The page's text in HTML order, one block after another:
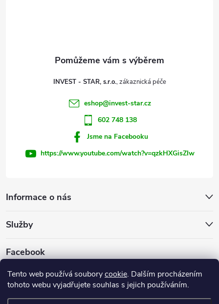
Tento web používá souborycookie. Dalším procházením
tohoto webu vyjadřujete souhlas s jejich používáním.
Informace o nás
Služby
Facebook
INVEST - STAR, s.r.o.
eshop@invest-star.cz
602 748 138
Jsme na Facebooku
https://www.youtube.com/watch?v=qzkHXGisZIw